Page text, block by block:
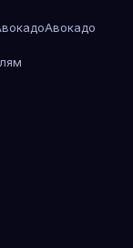
Авокадо